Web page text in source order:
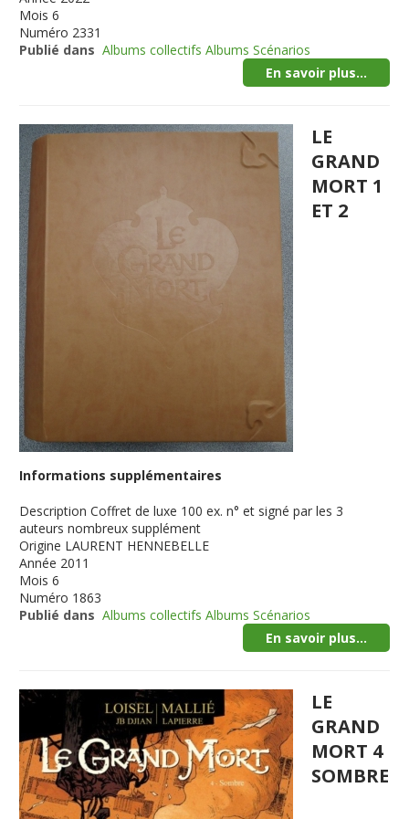
Mois 6
Numéro 2331
Publié dans Albums collectifs Albums Scénarios
En savoir plus...
LE
GRAND
MORT 1
ET 2
Informations supplémentaires
Description Coffret de luxe 100 ex. n° et signé par les 3
auteurs nombreux supplément
Origine LAURENT HENNEBELLE
Année 2011
Mois 6
Numéro 1863
Publié dans Albums collectifs Albums Scénarios
En savoir plus...
LE
GRAND
MORT 4
SOMBRE